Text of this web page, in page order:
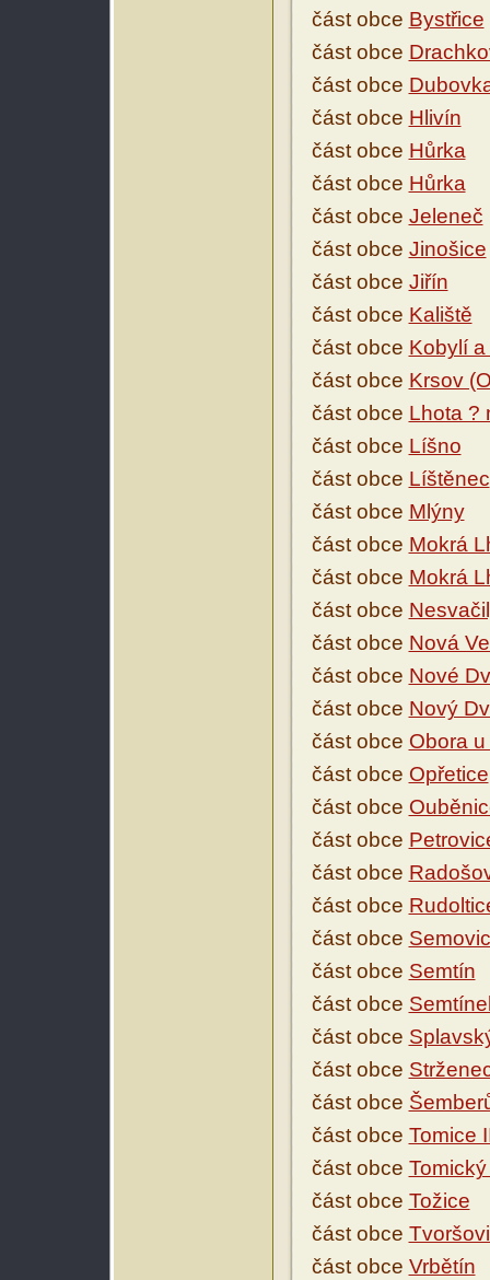
část obce Bystřice
část obce
část obce
část obce Hlivín
část obce Hůrka
část obce Hůrka
část obce Jeleneč
část obce Jinošice
část obce Jiřín
část obce Kaliště
část obce Kobylí
část obce Krsov
část obce Lhota ?
část obce Líšno
část obce Líštěnec
část obce Mlýny
část obce Mokrá
část obce Mokrá
část obce
část obce Nová
část obce Nové
část obce Nový
část obce Obora
část obce Opřetice
část obce
část obce
část obce
část obce
část obce
část obce Semtín
část obce
část obce
část obce
část obce
část obce Tomice
část obce
část obce Tožice
část obce
část obce Vrbětín